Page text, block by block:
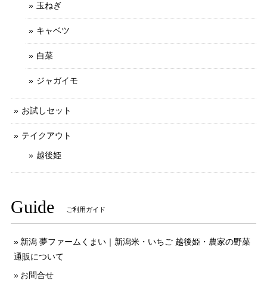
玉ねぎ
キャベツ
白菜
ジャガイモ
お試しセット
テイクアウト
越後姫
Guide ご利用ガイド
新潟 夢ファームくまい｜新潟米・いちご 越後姫・農家の野菜
通販について
お問合せ